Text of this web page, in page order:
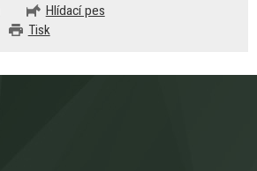
Hlídací pes
Tisk